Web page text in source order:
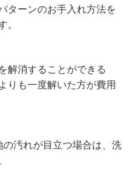
ターンのお手入れ方法を
解消することができる
りも一度解いた方が費用
汚れが目立つ場合は、洗